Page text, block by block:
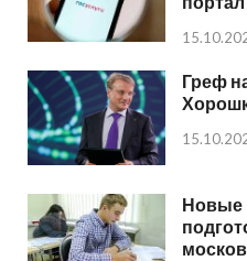
Греф
Новые